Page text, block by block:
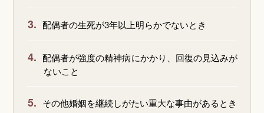
3. 配偶者の生死が3年以上明らかでないとき
4. 配偶者が強度の精神病にかかり、回復の見込みが
ないこと
5. その他婚姻を継続しがたい重大な事由があるとき